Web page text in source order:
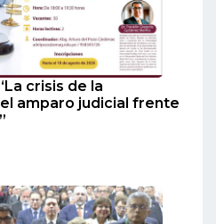
crisis de la
amparo judicial frente